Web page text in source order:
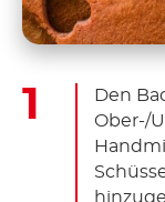
Den
Ober-/